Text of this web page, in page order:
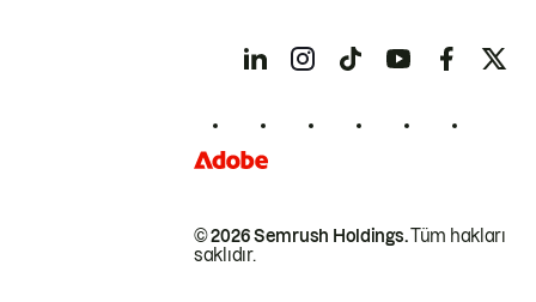
© 2026 Semrush Holdings.Tüm hakları
saklıdır.